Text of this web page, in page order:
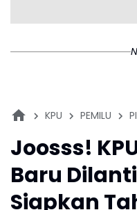
KPU PEMILU
Joosss!
Baru
Siapkan